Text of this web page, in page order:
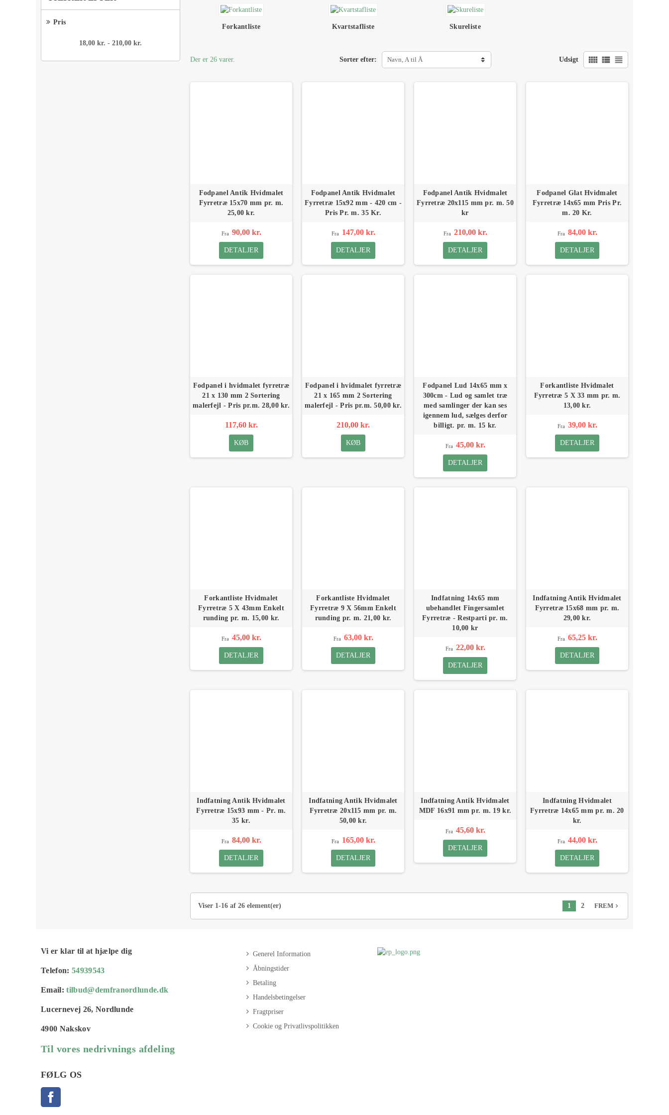
Pris
18,00 kr. - 210,00 kr.
Forkantliste Kvartstafliste Skureliste
Sorter efter: Navn, A til Å Udsigt view_comfy view_list view_headline
Der er 26 varer.
Fodpanel Antik Hvidmalet
Fyrretræ 15x70 mm pr. m.
25,00 kr.
Fra 90,00 kr.
DETALJER
Fodpanel Antik Hvidmalet
Fyrretræ 15x92 mm - 420 cm -
Pris Pr. m. 35 Kr.
Fra 147,00 kr.
DETALJER
Fodpanel Antik Hvidmalet
Fyrretræ 20x115 mm pr. m. 50
kr
Fra 210,00 kr.
DETALJER
Fodpanel Glat Hvidmalet
Fyrretræ 14x65 mm Pris Pr.
m. 20 Kr.
Fra 84,00 kr.
DETALJER
Fodpanel i hvidmalet fyrretræ
21 x 130 mm 2 Sortering
malerfejl - Pris pr.m. 28,00 kr.
117,60 kr.
KØB
Fodpanel i hvidmalet fyrretræ
21 x 165 mm 2 Sortering
malerfejl - Pris pr.m. 50,00 kr.
210,00 kr.
KØB
Fodpanel Lud 14x65 mm x
300cm - Lud og samlet træ
med samlinger der kan ses
igennem lud, sælges derfor
billigt. pr. m. 15 kr.
Fra 45,00 kr.
DETALJER
Forkantliste Hvidmalet
Fyrretræ 5 X 33 mm pr. m.
13,00 kr.
Fra 39,00 kr.
DETALJER
Forkantliste Hvidmalet
Fyrretræ 5 X 43mm Enkelt
runding pr. m. 15,00 kr.
Fra 45,00 kr.
DETALJER
Forkantliste Hvidmalet
Fyrretræ 9 X 56mm Enkelt
runding pr. m. 21,00 kr.
Fra 63,00 kr.
DETALJER
Indfatning 14x65 mm
ubehandlet Fingersamlet
Fyrretræ - Restparti pr. m.
10,00 kr
Fra 22,00 kr.
DETALJER
Indfatning Antik Hvidmalet
Fyrretræ 15x68 mm pr. m.
29,00 kr.
Fra 65,25 kr.
DETALJER
Indfatning Antik Hvidmalet
Fyrretræ 15x93 mm - Pr. m.
35 kr.
Fra 84,00 kr.
DETALJER
Indfatning Antik Hvidmalet
Fyrretræ 20x115 mm pr. m.
50,00 kr.
Fra 165,00 kr.
DETALJER
Indfatning Antik Hvidmalet
MDF 16x91 mm pr. m. 19 kr.
Fra 45,60 kr.
DETALJER
Indfatning Hvidmalet
Fyrretræ 14x65 mm pr. m. 20
kr.
Fra 44,00 kr.
DETALJER
Viser 1-16 af 26 element(er) 1 2 FREMnavigate_next
Vi er klar til at hjælpe dig
Telefon: 54939543
Email:tilbud@demfranordlunde.dk
Lucernevej 26, Nordlunde
4900 Nakskov
Til vores nedrivnings afdeling
FØLG OS
Generel Information
Åbningstider
Betaling
Handelsbetingelser
Fragtpriser
Cookie og Privatlivspolitikken